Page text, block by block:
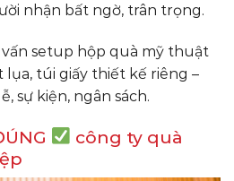
nhận bất ngờ, trân trọng.
vấn setup hộp quà mỹ thuật
lụa, túi giấy thiết kế riêng –
sự kiện, ngân sách.
công ty quà